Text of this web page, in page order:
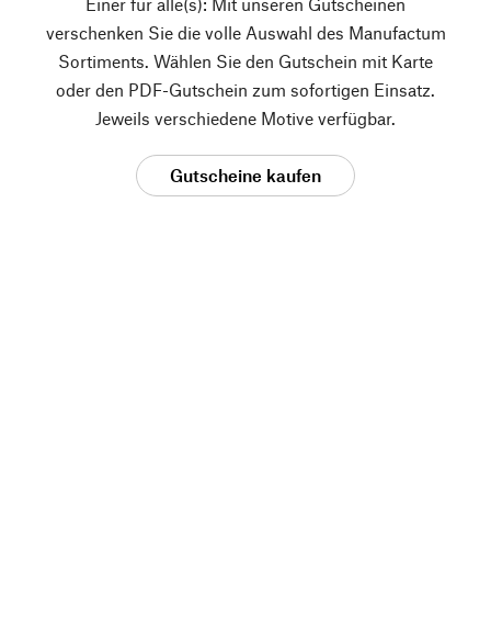
verschenken Sie die volle Auswahl des Manufactum
Sortiments. Wählen Sie den Gutschein mit Karte
oder den PDF-Gutschein zum sofortigen Einsatz.
Jeweils verschiedene Motive verfügbar.
Gutscheine kaufen